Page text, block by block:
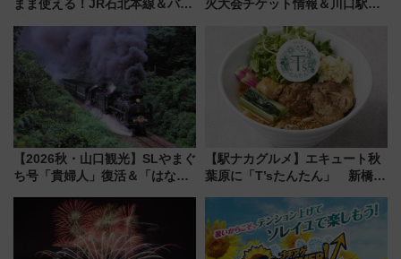
まま使える！JR石北本線＆バス
ーパス」でおトクに道東観光
（8/3発売）
火大会チケット情報＆川口駅か
【2026秋・山口観光】SLやまぐ
ち号「貴婦人」復活＆「はなあ
注目観光列車まとめ きっぷの取
り方は？
【駅ナカグルメ】エキュート秋
葉原に「T’sたんたん」 新橋に
饅」、オムライス専門店「肉と
たまご」新グルメ続々登場！
【2026年8月】